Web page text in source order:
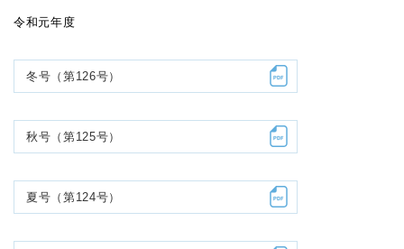
令和元年度
冬号（第126号）
秋号（第125号）
夏号（第124号）